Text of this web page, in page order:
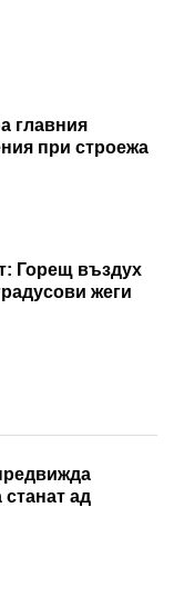
главния
при строежа
Горещ въздух
жеги
ад